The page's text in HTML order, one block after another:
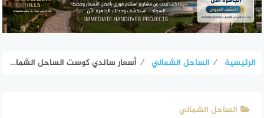
الرئيسية ⁄ الساحل الشمالي ⁄ أسعار ساندي كوست الساحل الشمالي Sandy Coast قرار وزاري
الساحل الشمالي